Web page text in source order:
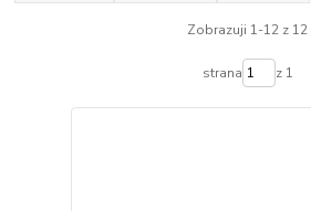
Zobrazuji 1-12 z 12
strana z 1